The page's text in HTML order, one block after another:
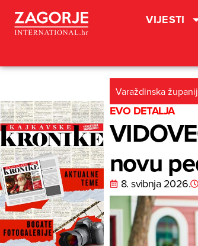
VIJESTI
Varaždinska
EVO DETALJA
novu
8. svibnja 2026.